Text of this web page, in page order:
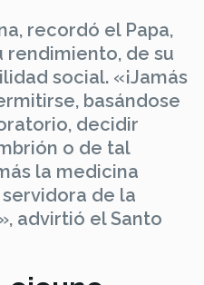
recordó el Papa,
rendimiento, de su
social. «¡Jamás
basándose
decidir
o de tal
la medicina
de la
advirtió el Santo